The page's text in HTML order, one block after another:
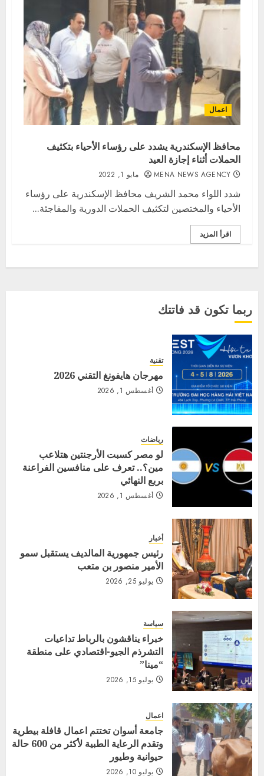
اعمال
محافظ الإسكندرية يشدد على رؤساء الأحياء بتكثيف
الحملات أثناء إجازة العيد
MENA NEWS AGENCY مايو 1, 2022
شدد اللواء محمد الشريف محافظ الإسكندرية على رؤساء
الأحياء والمختصين لتكثيف الحملات الدورية والمفاجئة...
اقرأ المزيد
ربما تكون قد فاتتك
تقنية
مهرجان هايفونغ التقني 2026
أغسطس 1, 2026
رياضات
لو مصر كسبت الأرجنتين هتلاعب
مين؟.. تعرف على منافسين الفراعنة
بربع النهائي
أغسطس 1, 2026
أخبار
رئيس جمهورية المالديف يستقبل سمو
الأمير منصور بن متعب
يوليو 25, 2026
سياسة
خبراء يناقشون بالرباط تداعيات
التشرذم الجيو-اقتصادي على منطقة
“مينا”
يوليو 15, 2026
اعمال
جامعة أسوان تختتم اعمال قافلة بيطرية
وتقدم الرعاية الطبية لأكثر من 600 حالة
حيوانية وطيور
يوليو 10, 2026